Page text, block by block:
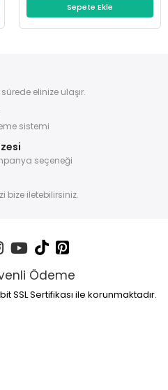
Sepete Ekle
elinize ulaşır.
sistemi
seçeneği
bize iletebilirsiniz.
Ödeme
SSL Sertifikası ile korunmaktadır.